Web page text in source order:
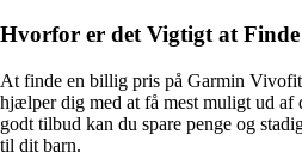
Hvorfor er det Vigtigt at
At finde en billig pris på Garmin
hjælper dig med at få mest muligt ud af
godt tilbud kan du spare penge og
til dit barn.